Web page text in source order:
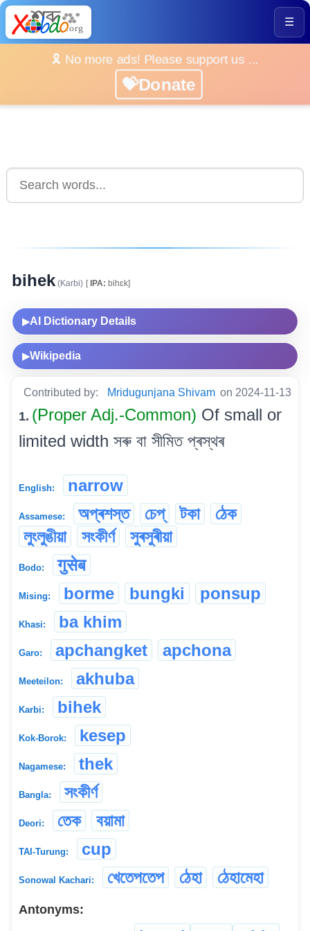
☰
🎗️ No more ads! Please support us ...
💝Donate
bihek(Karbi) [IPA: bihɛk]
▶AI Dictionary Details
▶Wikipedia
Contributed by: Mridugunjana Shivam on 2024-11-13
1. (Proper Adj.-Common) Of small or
limited width সৰু বা সীমিত প্ৰস্থৰ
English: narrow
Assamese: অপ্ৰশস্ত চেপ্ টকা
ঠেক
লুংলুঙীয়া
সংকীৰ্ণ সুৰসুৰীয়া
Bodo: गुसेब
Mising: borme bungki ponsup
Khasi: ba khim
Garo: apchangket apchona
Meeteilon: akhuba
Karbi: bihek
Kok-Borok: kesep
Nagamese: thek
Bangla: সংকীৰ্ণ
Deori: তেক বয়ামা
TAI-Turung: cup
Sonowal Kachari: খেতেপতেপ ঠেহা ঠেহামেহা
Antonyms: